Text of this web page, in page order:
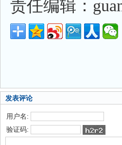
责任编辑：
发表评论
用户名:
验证码: